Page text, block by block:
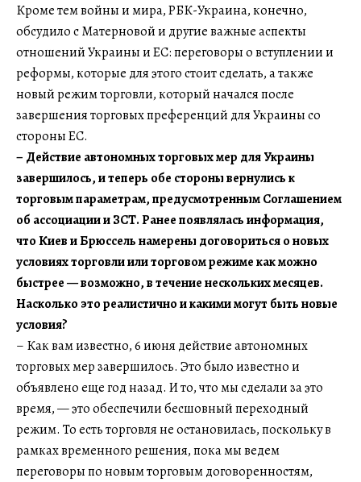
Кроме тем войны и мира, РБК-Украина, конечно,
обсудило с Матерновой и другие важные аспекты
отношений Украины и ЕС: переговоры о вступлении и
реформы, которые для этого стоит сделать, а также
новый режим торговли, который начался после
завершения торговых преференций для Украины со
стороны ЕС.
– Действие автономных торговых мер для Украины
завершилось, и теперь обе стороны вернулись к
торговым параметрам, предусмотренным Соглашением
об ассоциации и ЗСТ. Ранее появлялась информация,
что Киев и Брюссель намерены договориться о новых
условиях торговли или торговом режиме как можно
быстрее — возможно, в течение нескольких месяцев.
Насколько это реалистично и какими могут быть новые
условия?
– Как вам известно, 6 июня действие автономных
торговых мер завершилось. Это было известно и
объявлено еще год назад. И то, что мы сделали за это
время, — это обеспечили бесшовный переходный
режим. То есть торговля не остановилась, поскольку в
рамках временного решения, пока мы ведем
переговоры по новым торговым договоренностям,